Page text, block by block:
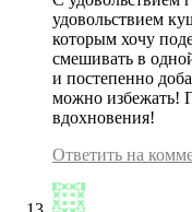
удовольствием
которым хочу
смешивать в
и постепенно
можно избежать!
вдохновения!
Ответить на